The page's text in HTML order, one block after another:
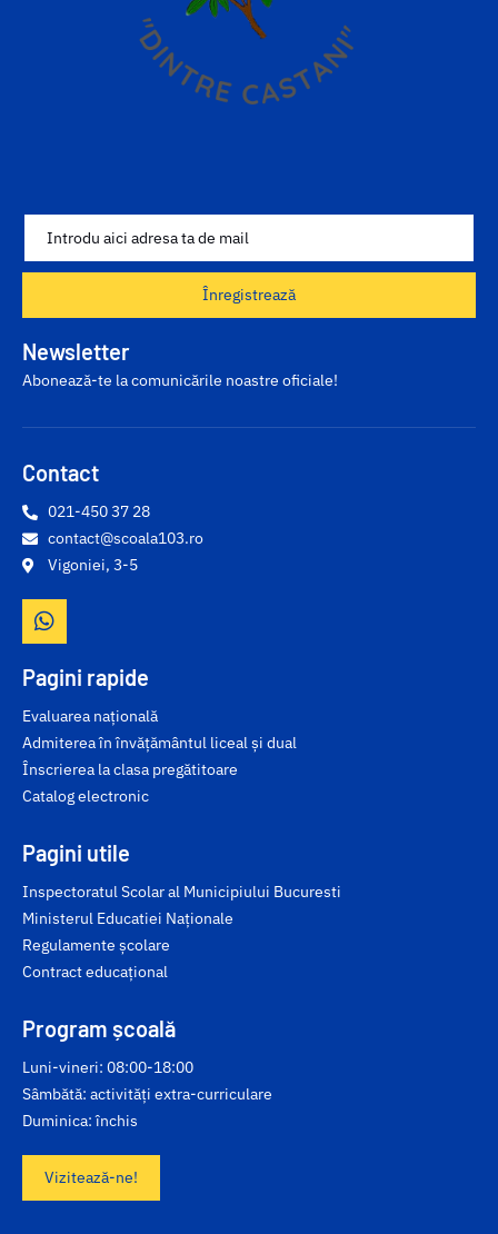
Newsletter
Abonează-te la comunicările noastre oficiale!
Înregistrează
Contact
021-450 37 28
contact@scoala103.ro
Vigoniei, 3-5
Pagini rapide
Evaluarea națională
Admiterea în învățământul liceal și dual
Înscrierea la clasa pregătitoare
Catalog electronic
Pagini utile
Inspectoratul Scolar al Municipiului Bucuresti
Ministerul Educatiei Naționale
Regulamente școlare
Contract educațional
Program școală
Luni-vineri: 08:00-18:00
Sâmbătă: activități extra-curriculare
Duminica: închis
Vizitează-ne!